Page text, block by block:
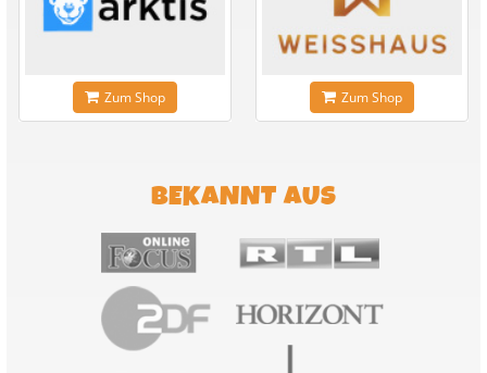
Zum Shop Zum Shop
BEKANNT AUS